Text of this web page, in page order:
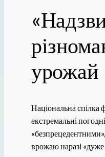
урожай
Національна спілка
екстремальні
врожаю наразі «дуже